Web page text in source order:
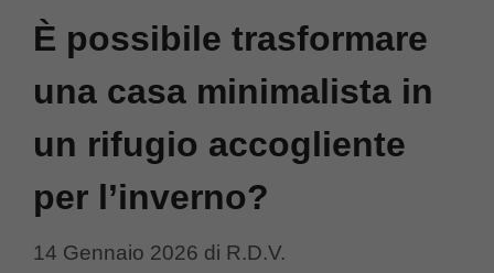
È possibile trasformare
una casa minimalista in
un rifugio accogliente
per l’inverno?
14 Gennaio 2026 di R.D.V.